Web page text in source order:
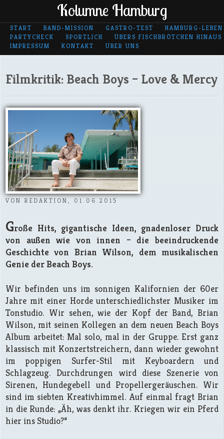
Kolumne Hamburg
START BAND-MISSION GASTRO-TEST
HAMBURG-LEBEN
PARTYCHECK
SPORTLICH
ÜBERS FISCHBRÖTCHEN HINAUS
IMPRESSUM
KONTAKT ÜBER UNS
Filmkritik: Beach Boys – Love & Mercy
VON REDAKTION, 01.06.2015
Große Hits, gigantische Ideen, gnadenloser Druck
von außen wie von innen – die beeindruckende
Geschichte von Brian Wilson, dem musikalischen
Genie der Beach Boys.
Wir befinden uns im sonnigen Kalifornien der 60er
Jahre mit einer Horde unterschiedlichster Musiker im
Tonstudio. Wir sehen, wie der Kopf der Band, Brian
Wilson, mit seinen Kollegen an dem neuen Beach Boys
Album arbeitet: Mal solo, mal in der Gruppe. Erst ganz
klassisch mit Konzertstreichern, dann wieder gewohnt
im poppigen Surfer-Stil mit Keyboardern und
Schlagzeug. Durchdrungen wird diese Szenerie von
Sirenen, Hundegebell und Propellergeräuschen. Wir
sind im siebten Kreativhimmel. Auf einmal fragt Brian
in die Runde: „Äh, was denkt ihr. Kriegen wir ein Pferd
hier ins Studio?“